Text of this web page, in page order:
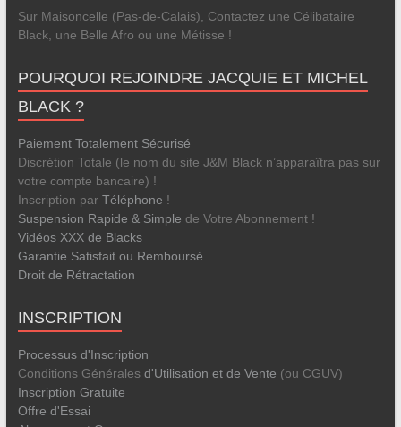
Sur Maisoncelle (Pas-de-Calais), Contactez une Célibataire
Black, une Belle Afro ou une Métisse !
POURQUOI REJOINDRE JACQUIE ET MICHEL
BLACK ?
Paiement Totalement Sécurisé
Discrétion Totale (le nom du site J&M Black n’apparaîtra pas sur
votre compte bancaire) !
Inscription par Téléphone !
Suspension Rapide & Simple de Votre Abonnement !
Vidéos XXX de Blacks
Garantie Satisfait ou Remboursé
Droit de Rétractation
INSCRIPTION
Processus d'Inscription
Conditions Générales d'Utilisation et de Vente (ou CGUV)
Inscription Gratuite
Offre d'Essai